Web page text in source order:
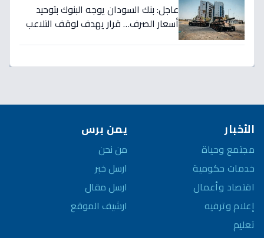
عاجل: بنك السودان يوجه البنوك بتوحيد
أسعار الصرف… قرار يهدف لوقف التلاعب
الأخبار
مجتمع وحياة
خدمات حكومية
اقتصاد وأعمال
إعلام وترفيه
تعليم
يمن برس
من نحن
ارسل خبر
ارسل مقال
ارشيف الموقع